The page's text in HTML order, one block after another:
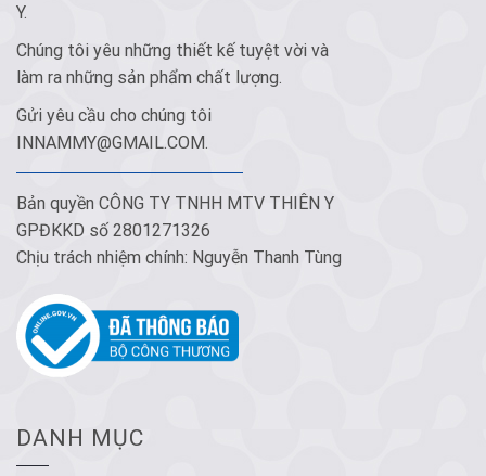
Y.
Chúng tôi yêu những thiết kế tuyệt vời và
làm ra những sản phẩm chất lượng.
Gửi yêu cầu cho chúng tôi
INNAMMY@GMAIL.COM.
Bản quyền CÔNG TY TNHH MTV THIÊN Y
GPĐKKD số 2801271326
Chịu trách nhiệm chính: Nguyễn Thanh Tùng
DANH MỤC